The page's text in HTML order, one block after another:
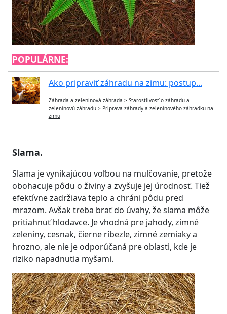
POPULÁRNE:
Ako pripraviť záhradu na zimu: postup...
Záhrada a zeleninová záhrada > Starostlivosť o záhradu a
zeleninovú záhradu > Príprava záhrady a zeleninového záhradku na
zimu
Slama.
Slama je vynikajúcou voľbou na mulčovanie, pretože
obohacuje pôdu o živiny a zvyšuje jej úrodnosť. Tiež
efektívne zadržiava teplo a chráni pôdu pred
mrazom. Avšak treba brať do úvahy, že slama môže
pritiahnuť hlodavce. Je vhodná pre jahody, zimné
zeleniny, cesnak, čierne ríbezle, zimné zemiaky a
hrozno, ale nie je odporúčaná pre oblasti, kde je
riziko napadnutia myšami.